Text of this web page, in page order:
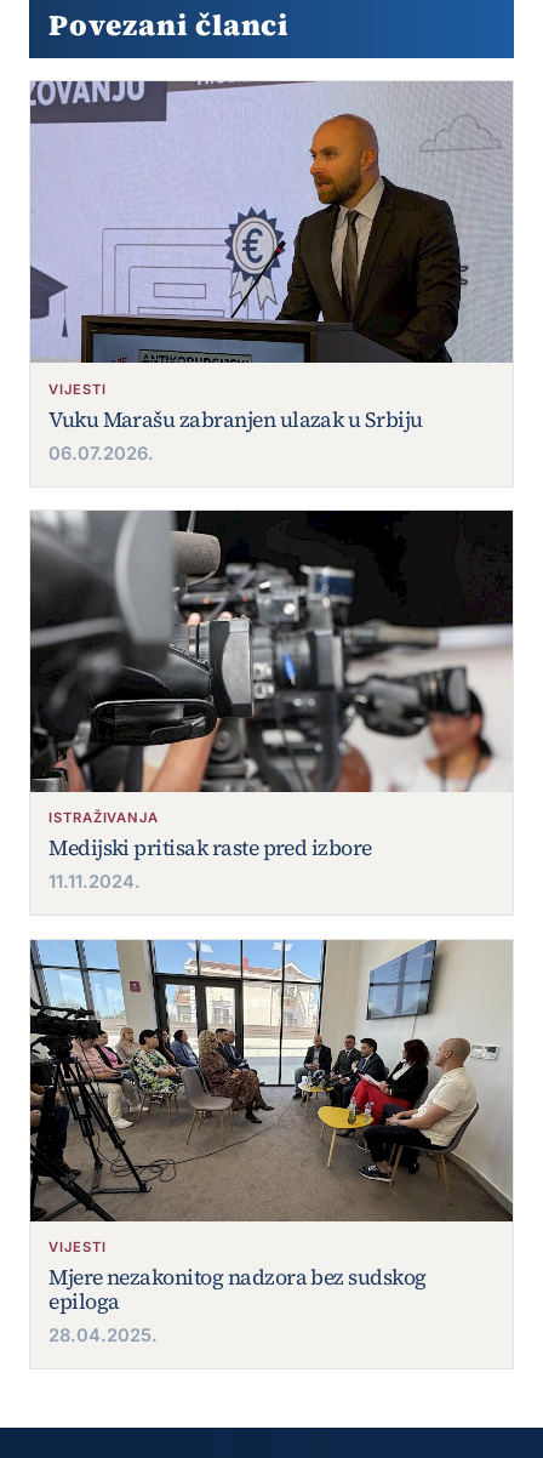
Povezani članci
VIJESTI
Vuku Marašu zabranjen ulazak u Srbiju
06.07.2026.
ISTRAŽIVANJA
Medijski pritisak raste pred izbore
11.11.2024.
VIJESTI
Mjere nezakonitog nadzora bez sudskog
epiloga
28.04.2025.